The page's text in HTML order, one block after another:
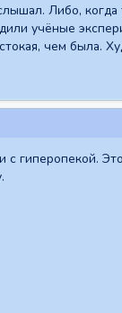
Либо,
учёные
чем была.
гиперопекой.